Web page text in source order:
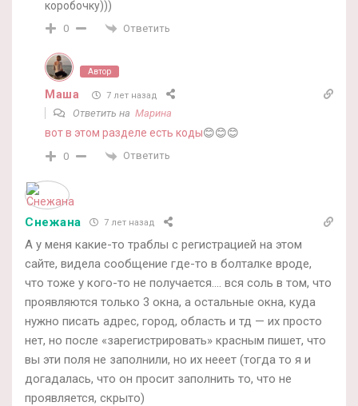
коробочку)))
0 Ответить
Автор
Маша 7 лет назад
Ответить на Марина
вот в этом разделе есть коды😊😊😊
0 Ответить
Снежана 7 лет назад
А у меня какие-то траблы с регистрацией на этом
сайте, видела сообщение где-то в болталке вроде,
что тоже у кого-то не получается…. вся соль в том, что
проявляются только 3 окна, а остальные окна, куда
нужно писать адрес, город, область и тд — их просто
нет, но после «зарегистрировать» красным пишет, что
вы эти поля не заполнили, но их нееет (тогда то я и
догадалась, что он просит заполнить то, что не
проявляется, скрыто)